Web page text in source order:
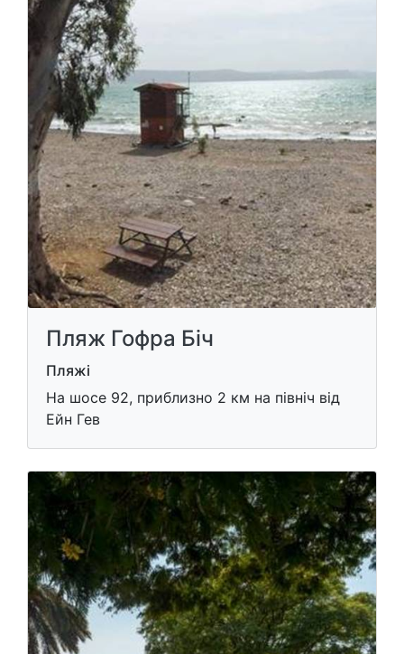
Пляж Гофра Біч
Пляжі
На шосе 92, приблизно 2 км на північ від
Ейн Гев